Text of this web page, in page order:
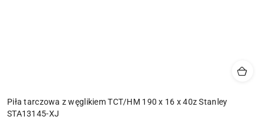
Piła tarczowa z węglikiem TCT/HM 190 x 16 x 40z Stanley
STA13145-XJ